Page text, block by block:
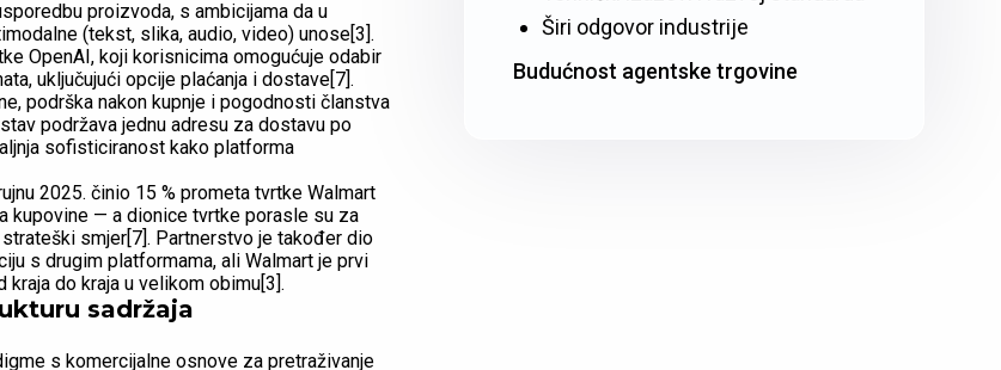
proizvoda, s ambicijama da u
(tekst, slika, audio, video) unose[3].
OpenAI, koji korisnicima omogućuje odabir
uključujući opcije plaćanja i dostave[7].
podrška nakon kupnje i pogodnosti članstva
podržava jednu adresu za dostavu po
sofisticiranost kako platforma
2025. činio 15 % prometa tvrtke Walmart
kupovine — a dionice tvrtke porasle su za
smjer[7]. Partnerstvo je također dio
s drugim platformama, ali Walmart je prvi
do kraja u velikom obimu[3].
sadržaja
s komercijalne osnove za pretraživanje
Širi odgovor industrije
Budućnost agentske trgovine